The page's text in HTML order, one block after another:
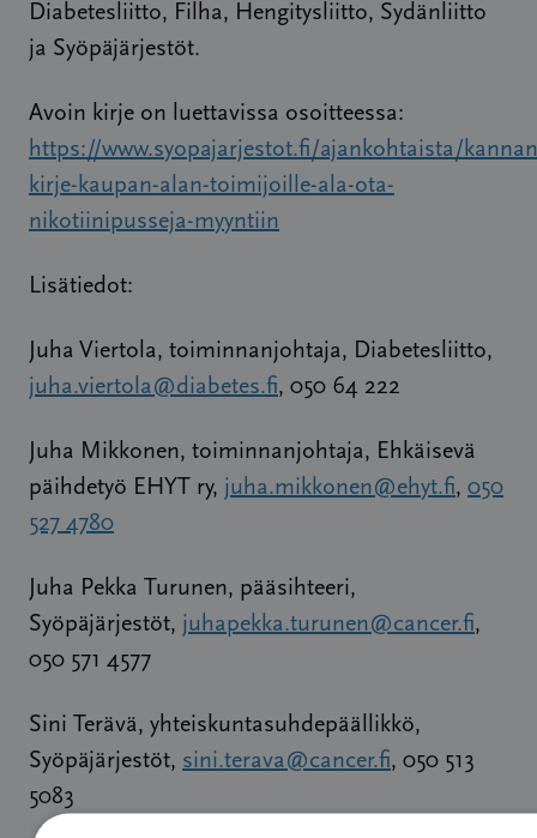
Diabetesliitto, Filha, Hengitysliitto, Sydänliitto
ja Syöpäjärjestöt.
Avoin kirje on luettavissa osoitteessa:
https://www.syopajarjestot.fi/ajankohtaista/
kirje-kaupan-alan-toimijoille-ala-ota-
nikotiinipusseja-myyntiin
Lisätiedot:
Juha Viertola, toiminnanjohtaja, Diabetesliitto,
juha.viertola@diabetes.fi, 050 64 222
Juha Mikkonen, toiminnanjohtaja, Ehkäisevä
päihdetyö EHYT ry, juha.mikkonen@ehyt.fi, 050
527 4780
Juha Pekka Turunen, pääsihteeri,
Syöpäjärjestöt, juhapekka.turunen@cancer.fi,
050 571 4577
Sini Terävä, yhteiskuntasuhdepäällikkö,
Syöpäjärjestöt, sini.terava@cancer.fi, 050 513
5083